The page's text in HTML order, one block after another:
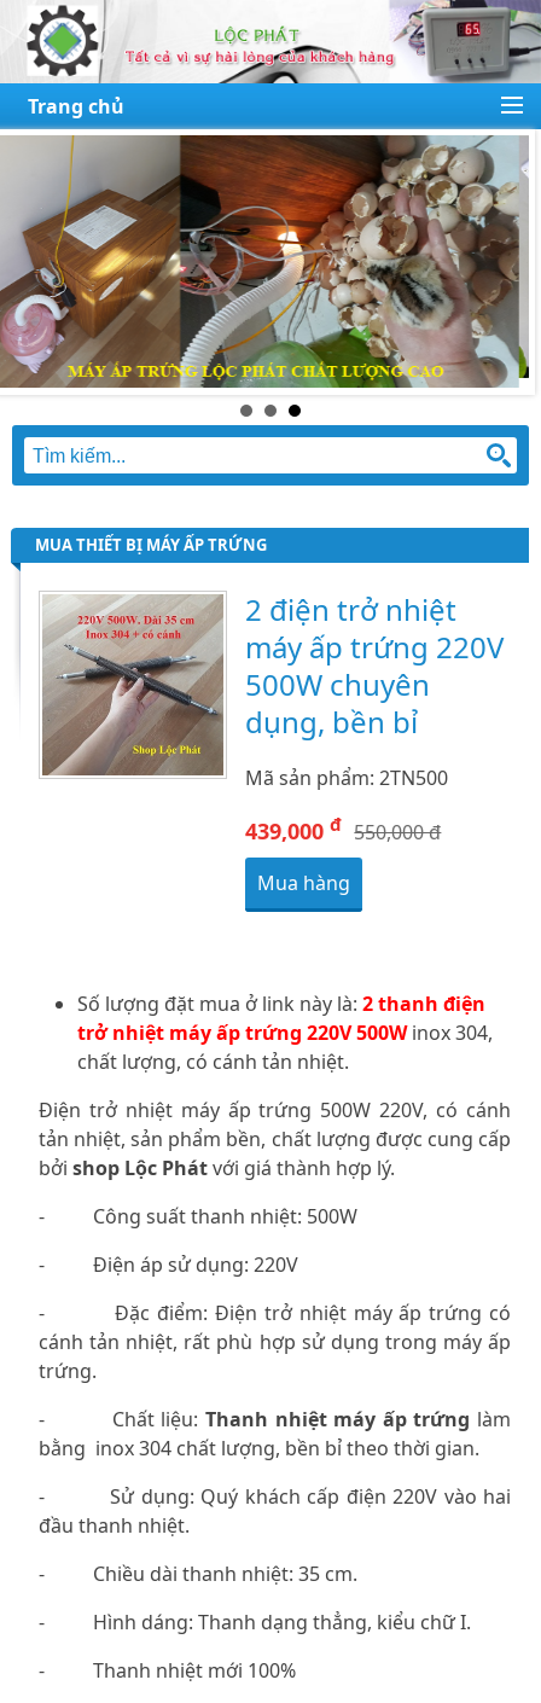
Trang chủ
MUA THIẾT BỊ MÁY ẤP TRỨNG
2 điện trở nhiệt
máy ấp trứng 220V
500W chuyên
dụng, bền bỉ
Mã sản phẩm: 2TN500
439,000đ 550,000 đ
Mua hàng
Số lượng đặt mua ở link này là: 2 thanh điện
trở nhiệt máy ấp trứng 220V 500Winox 304,
chất lượng, có cánh tản nhiệt.
Điện trở nhiệt máy ấp trứng 500W 220V, có cánh
tản nhiệt, sản phẩm bền, chất lượng được cung cấp
bởi shop Lộc Phátvới giá thành hợp lý.
- Công suất thanh nhiệt: 500W
- Điện áp sử dụng: 220V
-Đặc điểm: Điện trở nhiệt máy ấp trứng có
cánh tản nhiệt, rất phù hợp sử dụng trong máy ấp
trứng.
- Chất liệu:Thanh nhiệt máy ấp trứng làm
bằng inox 304 chất lượng, bền bỉ theo thời gian.
-Sử dụng: Quý khách cấp điện 220V vào hai
đầu thanh nhiệt.
- Chiều dài thanh nhiệt: 35 cm.
- Hình dáng: Thanh dạng thẳng, kiểu chữ I.
- Thanh nhiệt mới 100%